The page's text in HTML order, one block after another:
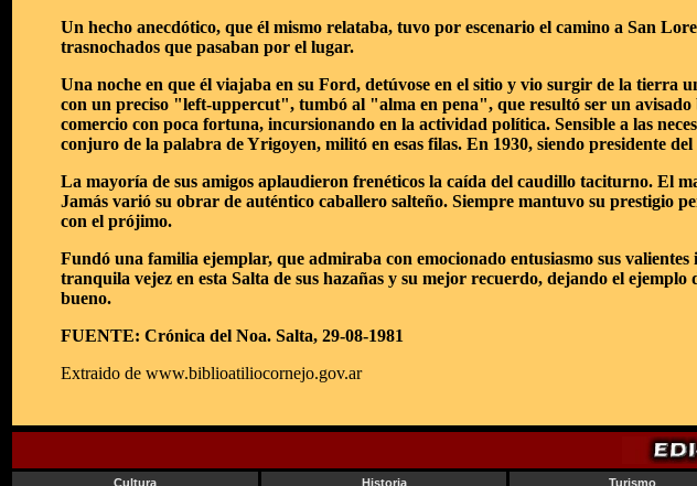
Un hecho anecdótico, que él mismo relataba, tuvo por escenario el camino a San
trasnochados que pasaban por el lugar.
Una noche en que él viajaba en su Ford, detúvose en el sitio y vio surgir de la tierra
con un preciso "left-uppercut", tumbó al "alma en pena", que resultó ser un avisado
comercio con poca fortuna, incursionando en la actividad política. Sensible a las
conjuro de la palabra de Yrigoyen, militó en esas filas. En 1930, siendo presidente
La mayoría de sus amigos aplaudieron frenéticos la caída del caudillo taciturno. El
Jamás varió su obrar de auténtico caballero salteño. Siempre mantuvo su prestigio
con el prójimo.
Fundó una familia ejemplar, que admiraba con emocionado entusiasmo sus
tranquila vejez en esta Salta de sus hazañas y su mejor recuerdo, dejando el
bueno.
FUENTE: Crónica del Noa. Salta, 29-08-1981
Extraido de www.biblioatiliocornejo.gov.ar
Cultura Historia Turismo